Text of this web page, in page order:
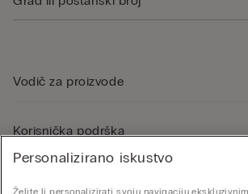
Vodič za proizvode
Korisnička podrška
Personalizirano iskustvo
Želite li personalizirati svoju navigaciju